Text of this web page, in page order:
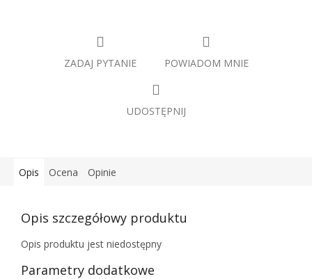
ZADAJ PYTANIE POWIADOM MNIE
UDOSTĘPNIJ
Opis Ocena Opinie
Opis szczegółowy produktu
Opis produktu jest niedostępny
Parametry dodatkowe